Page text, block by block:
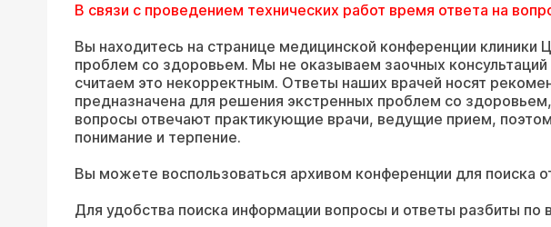
В связи с проведением технических работ время ответа на
Вы находитесь на странице медицинской конференции
проблем со здоровьем. Мы не оказываем заочных
считаем это некорректным. Ответы наших врачей носят
предназначена для решения экстренных проблем со
вопросы отвечают практикующие врачи, ведущие прием,
понимание и терпение.
Вы можете воспользоваться архивом конференции для поиска
Для удобства поиска информации вопросы и ответы разбиты